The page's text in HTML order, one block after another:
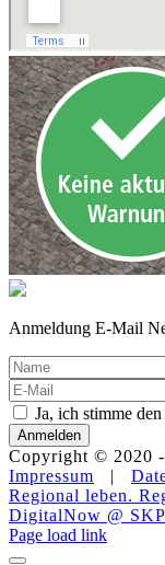
Anmeldung E-Mail
Ja, ich stimme
Anmelden
Copyright © 2020 -
Impressum |
Regional leben.
DigitalNow @
E-
Mail
WhatsApp
Facebook
Instagram
YouTube
Page load link